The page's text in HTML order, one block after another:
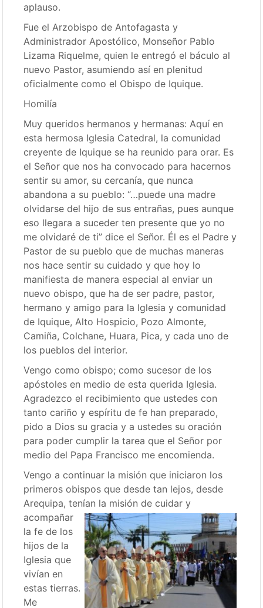
aplauso.
Fue el Arzobispo de Antofagasta y
Administrador Apostólico, Monseñor Pablo
Lizama Riquelme, quien le entregó el báculo al
nuevo Pastor, asumiendo así en plenitud
oficialmente como el Obispo de Iquique.
Homilía
Muy queridos hermanos y hermanas: Aquí en
esta hermosa Iglesia Catedral, la comunidad
creyente de Iquique se ha reunido para orar. Es
el Señor que nos ha convocado para hacernos
sentir su amor, su cercanía, que nunca
abandona a su pueblo: “…puede una madre
olvidarse del hijo de sus entrañas, pues aunque
eso llegara a suceder ten presente que yo no
me olvidaré de ti” dice el Señor. Él es el Padre y
Pastor de su pueblo que de muchas maneras
nos hace sentir su cuidado y que hoy lo
manifiesta de manera especial al enviar un
nuevo obispo, que ha de ser padre, pastor,
hermano y amigo para la Iglesia y comunidad
de Iquique, Alto Hospicio, Pozo Almonte,
Camiña, Colchane, Huara, Pica, y cada uno de
los pueblos del interior.
Vengo como obispo; como sucesor de los
apóstoles en medio de esta querida Iglesia.
Agradezco el recibimiento que ustedes con
tanto cariño y espíritu de fe han preparado,
pido a Dios su gracia y a ustedes su oración
para poder cumplir la tarea que el Señor por
medio del Papa Francisco me encomienda.
Vengo a continuar la misión que iniciaron los
primeros obispos que desde tan lejos, desde
Arequipa, tenían la misión de cuidar y
acompañar
la fe de los
hijos de la
Iglesia que
vivían en
estas tierras.
Me